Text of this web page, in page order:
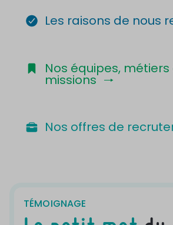
Les raisons de nous
Nos équipes, métiers
missions
Nos offres de
TÉMOIGNAGE